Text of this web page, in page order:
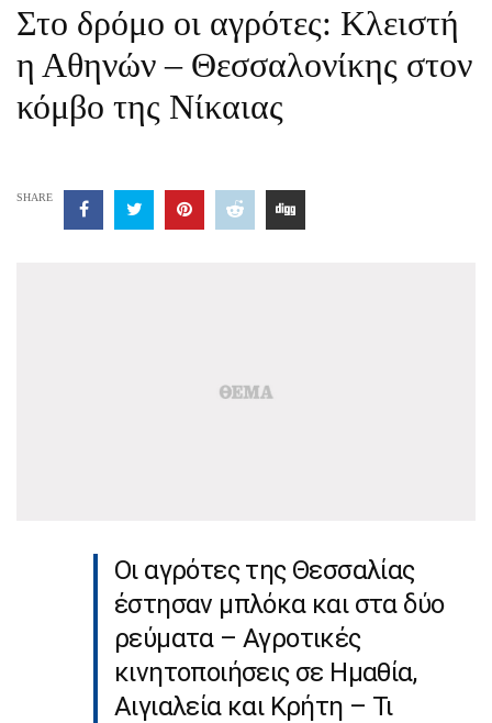
Στο δρόμο οι αγρότες: Κλειστή
η Αθηνών – Θεσσαλονίκης στον
κόμβο της Νίκαιας
SHARE
Οι αγρότες της Θεσσαλίας
έστησαν μπλόκα και στα δύο
ρεύματα – Αγροτικές
κινητοποιήσεις σε Ημαθία,
Αιγιαλεία και Κρήτη – Τι